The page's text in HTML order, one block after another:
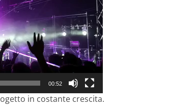
00:52
in costante crescita.